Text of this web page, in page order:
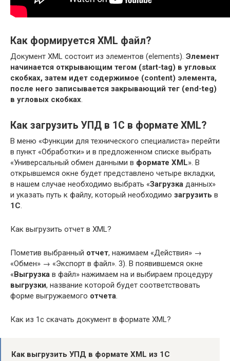
Как формируется XML файл?
Документ XML состоит из элементов (elements). Элемент
начинается открывающим тегом (start-tag) в угловых
скобках, затем идет содержимое (content) элемента,
после него записывается закрывающий тег (end-teg)
в угловых скобках.
Как загрузить УПД в 1С в формате XML?
В меню «Функции для технического специалиста» перейти
в пункт «Обработки» и в предложенном списке выбрать
«Универсальный обмен данными в формате XML». В
открывшемся окне будет представлено четыре вкладки,
в нашем случае необходимо выбрать «Загрузка данных»
и указать путь к файлу, который необходимо загрузить в
1С.
Как выгрузить отчет в XML?
Пометив выбранный отчет, нажимаем «Действия» →
«Обмен» → «Экспорт в файл». 3). В появившемся окне
«Выгрузка в файл» нажимаем на и выбираем процедуру
выгрузки, название которой будет соответствовать
форме выгружаемого отчета.
Как из 1с скачать документ в формате XML?
Как выгрузить УПД в формате XML из 1С